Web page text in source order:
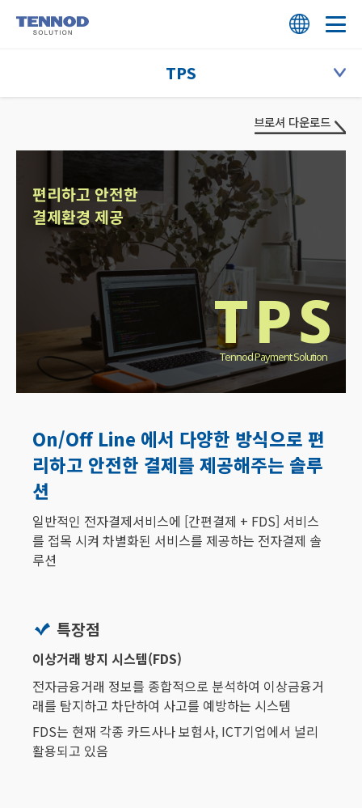
HOME
회사 소개
연혁
핵심 역량
비전과 미션
고객사
솔루션
T.CRM
TMS
TBS
TPF
고객 지원
상담 신청
인재 채용
오시는 길
TPS
TMS
TBS
TPF
브로셔 다운로드
편리하고 안전한
결제환경 제공
TPS
Tennod Payment Solution
On/Off Line 에서 다양한 방식으로 편
리하고 안전한 결제를 제공해주는 솔루
션
일반적인 전자결제서비스에 [간편결제 + FDS] 서비스
를 접목 시켜 차별화된 서비스를 제공하는 전자결제 솔
루션
특장점
이상거래 방지 시스템(FDS)
전자금융거래 정보를 종합적으로 분석하여 이상금융거
래​를 탐지하고 차단하여 사고를 예방하는 시스템
FDS는 현재 각종 카드사나 보험사, ICT기업에서 널리
활용되고 있음